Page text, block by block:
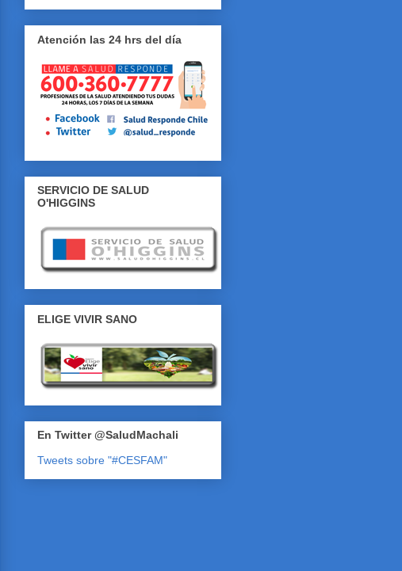
Atención las 24 hrs del día
SERVICIO DE SALUD
O'HIGGINS
ELIGE VIVIR SANO
En Twitter @SaludMachali
Tweets sobre "#CESFAM"